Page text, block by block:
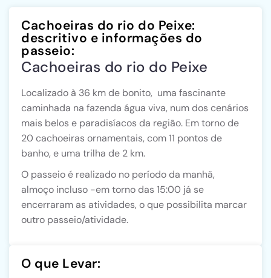
Cachoeiras do rio do Peixe:
descritivo e informações do
passeio:
Cachoeiras do rio do Peixe
Localizado à 36 km de bonito, uma fascinante
caminhada na fazenda água viva, num dos cenários
mais belos e paradisíacos da região. Em torno de
20 cachoeiras ornamentais, com 11 pontos de
banho, e uma trilha de 2 km.
O passeio é realizado no período da manhã,
almoço incluso -em torno das 15:00 já se
encerraram as atividades, o que possibilita marcar
outro passeio/atividade.
O que Levar: